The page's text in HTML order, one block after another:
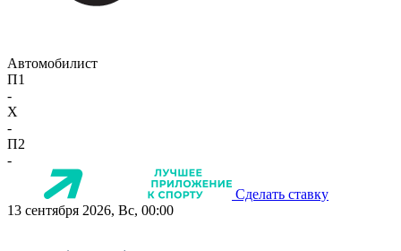
Автомобилист
П1
-
X
-
П2
-
Сделать ставку
13 сентября 2026, Вс, 00:00